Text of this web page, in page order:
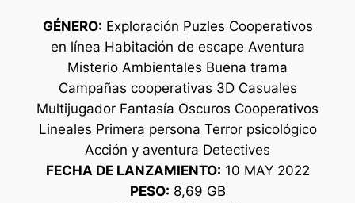
GÉNERO: Exploración Puzles Cooperativos
en línea Habitación de escape Aventura
Misterio Ambientales Buena trama
Campañas cooperativas 3D Casuales
Multijugador Fantasía Oscuros Cooperativos
Lineales Primera persona Terror psicológico
Acción y aventura Detectives
FECHA DE LANZAMIENTO: 10 MAY 2022
PESO: 8,69 GB